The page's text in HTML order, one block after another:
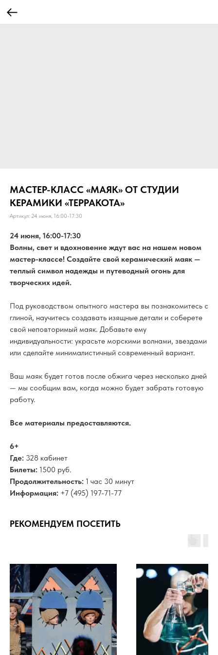
МАСТЕР-КЛАСС «МАЯК» ОТ СТУДИИ
КЕРАМИКИ «ТЕРРАКОТА»
Артикул: 24 июня, 16:00-17:30
24 июня, 16:00-17:30
Волны, свет и вдохновение ждут вас на нашем новом
мастер-классе! Создайте свой керамический маяк —
теплый символ надежды и путеводный огонь для
творческих идей.
Под руководством опытного мастера вы познакомитесь с
глиной, научитесь создавать изящные детали и соберете
свой неповторимый маяк. Добавьте ему
индивидуальности: украсьте морскими волнами, звездами
или сделайте минималистичный современный вариант.
Ваш маяк будет готов после обжига через несколько дней
— мы сообщим вам, когда можно будет забрать готовую
работу.
Все материалы предоставляются.
6+
Где: 328 кабинет
Билеты: 1500 руб.
Продолжительность: 1 час 30 минут
Информация: +7 (495) 197-71-77
РЕКОМЕНДУЕМ ПОСЕТИТЬ